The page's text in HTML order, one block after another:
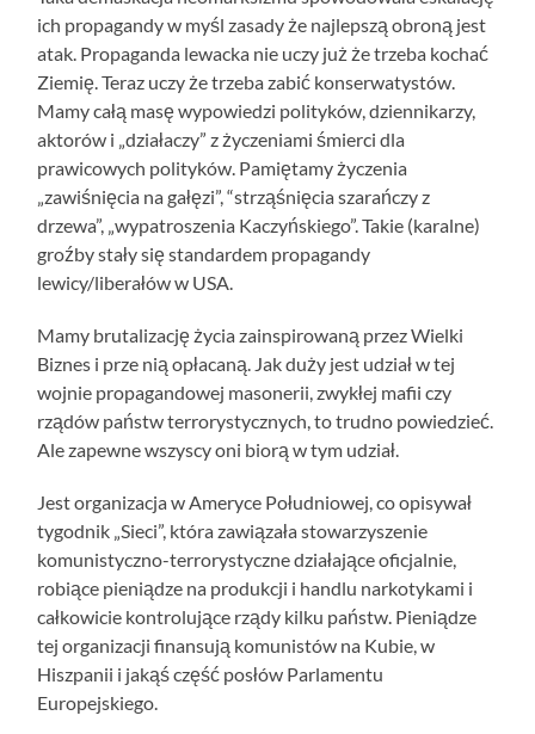
ich propagandy w myśl zasady że najlepszą obroną jest
atak. Propaganda lewacka nie uczy już że trzeba kochać
Ziemię. Teraz uczy że trzeba zabić konserwatystów.
Mamy całą masę wypowiedzi polityków, dziennikarzy,
aktorów i „działaczy” z życzeniami śmierci dla
prawicowych polityków. Pamiętamy życzenia
„zawiśnięcia na gałęzi”, “strząśnięcia szarańczy z
drzewa”, „wypatroszenia Kaczyńskiego”. Takie (karalne)
groźby stały się standardem propagandy
lewicy/liberałów w USA.
Mamy brutalizację życia zainspirowaną przez Wielki
Biznes i prze nią opłacaną. Jak duży jest udział w tej
wojnie propagandowej masonerii, zwykłej mafii czy
rządów państw terrorystycznych, to trudno powiedzieć.
Ale zapewne wszyscy oni biorą w tym udział.
Jest organizacja w Ameryce Południowej, co opisywał
tygodnik „Sieci”, która zawiązała stowarzyszenie
komunistyczno-terrorystyczne działające oficjalnie,
robiące pieniądze na produkcji i handlu narkotykami i
całkowicie kontrolujące rządy kilku państw. Pieniądze
tej organizacji finansują komunistów na Kubie, w
Hiszpanii i jakąś część posłów Parlamentu
Europejskiego.